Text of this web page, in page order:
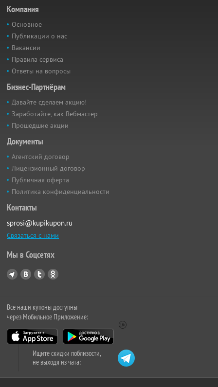
Компания
Основное
Публикации о нас
Вакансии
Правила сервиса
Ответы на вопросы
Бизнес-Партнёрам
Давайте сделаем акцию!
Заработайте, как Вебмастер
Прошедшие акции
Документы
Агентский договор
Лицензионный договор
Публичная оферта
Политика конфиденциальности
Контакты
sprosi@kupikupon.ru
Связаться с нами
Мы в Соцсетях
Все наши купоны доступны
через Мобильное Приложение:
Ищите скидки поблизости,
не выходя из чата: